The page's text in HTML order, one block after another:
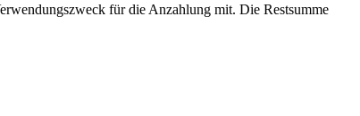
für die Anzahlung mit. Die Restsumme